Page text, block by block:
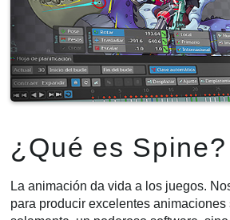
¿Qué es Spine?
La animación da vida a los juegos.
para producir excelentes animaciones